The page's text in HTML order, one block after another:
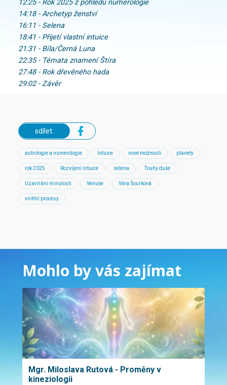
12:25 - Rok 2025 z pohledu numerologie
14:18 - Archetyp ženství
16:11 - Selena
18:41 - Přijetí vlastní intuice
21:31 - Bíla/Černá Luna
22:35 - Témata znamení Štíra
27:48 - Rok dřevěného hada
29:02 - Závěr
sdílet:
astrologie a numerologie Intuice nové možnosti planety
rok 2025 Rozvíjení intuice selena Touhy duše
Uzavírání minulosti Venuše Věra Šourková
vnitřní procesy
Mohlo by vás zajímat
Mgr. Miloslava Rutová - Proměny v
kineziologii